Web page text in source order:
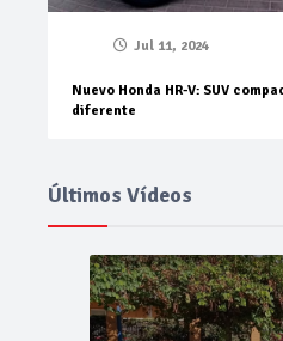
Jul 11, 2024
Nuevo Honda HR-V: SUV
diferente
Últimos Vídeos